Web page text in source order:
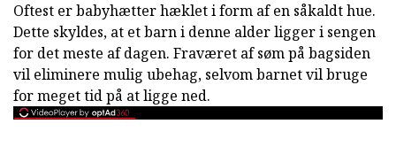
Oftest er babyhætter hæklet i form af en såkaldt hue.
Dette skyldes, at et barn i denne alder ligger i sengen
for det meste af dagen. Fraværet af søm på bagsiden
vil eliminere mulig ubehag, selvom barnet vil bruge
for meget tid på at ligge ned.